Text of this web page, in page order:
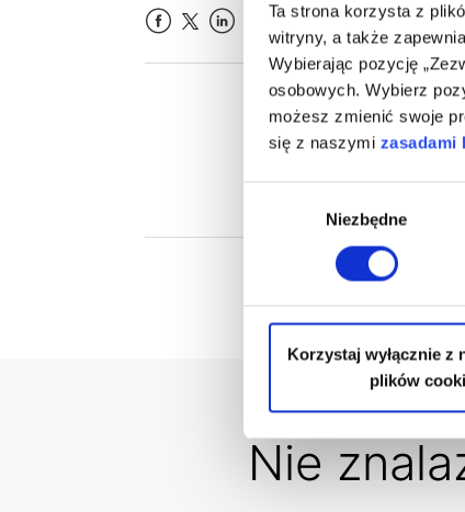
Ta strona korzysta z
witryny, a także
Wybierając pozycję
osobowych. Wybierz
możesz zmienić swoje
się z naszymi zasadami
Niezbędne
Korzystaj wyłącznie z
plików
Czy
Nie